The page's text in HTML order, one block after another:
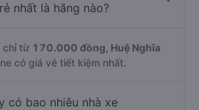
nhất là hãng nào?
chỉ từ 170.000 đồng, Huệ Nghĩa
có giá vé tiết kiệm nhất.
có bao nhiêu nhà xe